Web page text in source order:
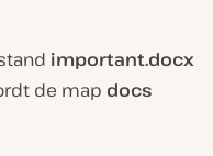
important.docx
de map docs